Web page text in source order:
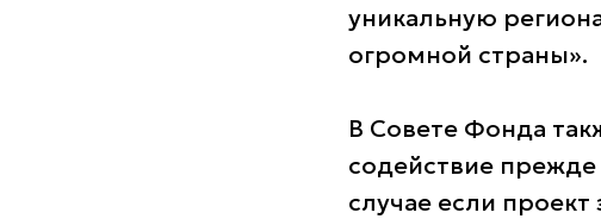
уникальную
огромной страны».
В Совете Фонда
содействие прежде
случае если